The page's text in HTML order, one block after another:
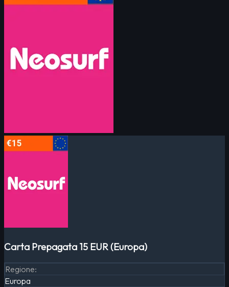
Carta Prepagata 15 EUR (Europa)
Regione:
Europa